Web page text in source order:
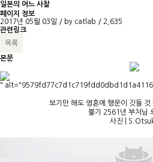
일본의 어느 사찰
페이지 정보
2017년 05월 03일 / by catlab / 2,635
관련링크
목록
본문
"
보기만 해도 영혼에 행운이 깃들 것
불기 2561년 부처님
사진 |
COPYRIGHT 2026. cat lab ALL RIGHTS
[캣랩 - www.cat-lab.co.kr 저작권법에 의